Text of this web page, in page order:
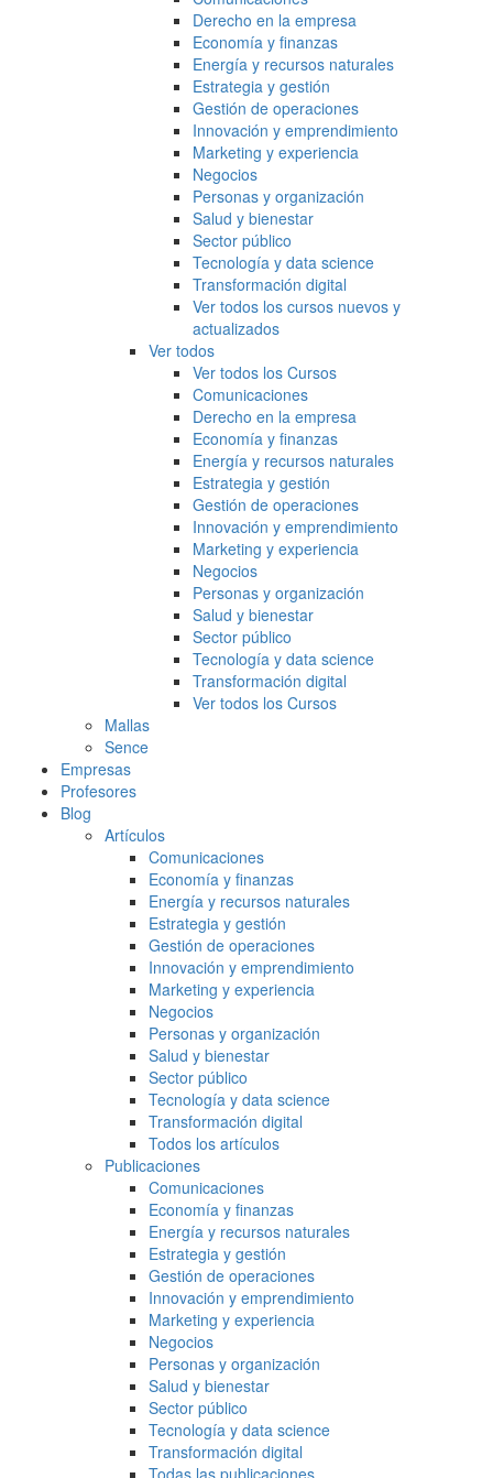
Derecho en la empresa
Economía y finanzas
Energía y recursos naturales
Estrategia y gestión
Gestión de operaciones
Innovación y emprendimiento
Marketing y experiencia
Negocios
Personas y organización
Salud y bienestar
Sector público
Tecnología y data science
Transformación digital
Ver todos los cursos nuevos y
actualizados
Ver todos
Ver todos los Cursos
Comunicaciones
Derecho en la empresa
Economía y finanzas
Energía y recursos naturales
Estrategia y gestión
Gestión de operaciones
Innovación y emprendimiento
Marketing y experiencia
Negocios
Personas y organización
Salud y bienestar
Sector público
Tecnología y data science
Transformación digital
Ver todos los Cursos
Mallas
Sence
Empresas
Profesores
Blog
Artículos
Comunicaciones
Economía y finanzas
Energía y recursos naturales
Estrategia y gestión
Gestión de operaciones
Innovación y emprendimiento
Marketing y experiencia
Negocios
Personas y organización
Salud y bienestar
Sector público
Tecnología y data science
Transformación digital
Todos los artículos
Publicaciones
Comunicaciones
Economía y finanzas
Energía y recursos naturales
Estrategia y gestión
Gestión de operaciones
Innovación y emprendimiento
Marketing y experiencia
Negocios
Personas y organización
Salud y bienestar
Sector público
Tecnología y data science
Transformación digital